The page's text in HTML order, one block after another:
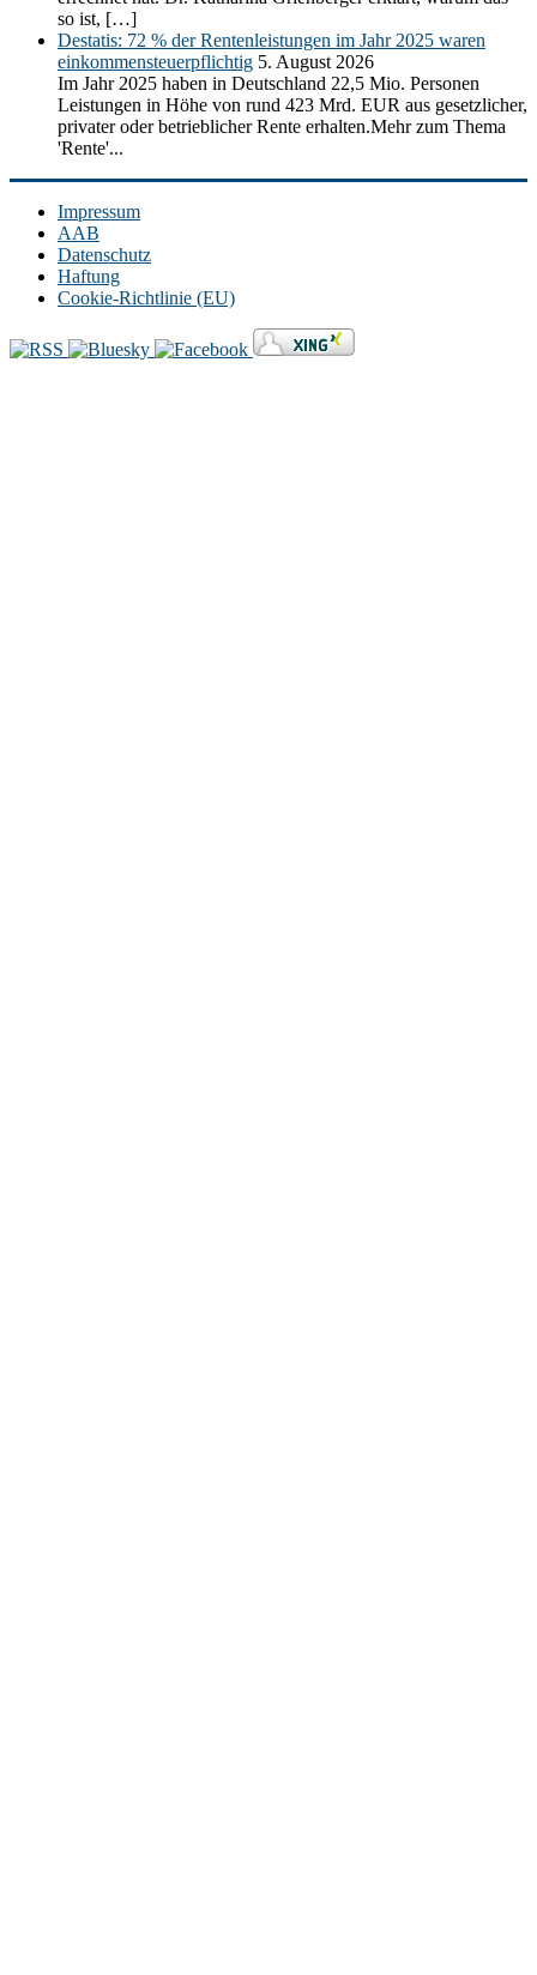
so ist, […]
Destatis: 72 % der Rentenleistungen im Jahr 2025 waren
einkommensteuerpflichtig 5. August 2026
Im Jahr 2025 haben in Deutschland 22,5 Mio. Personen
Leistungen in Höhe von rund 423 Mrd. EUR aus gesetzlicher,
privater oder betrieblicher Rente erhalten.Mehr zum Thema
'Rente'...
Impressum
AAB
Datenschutz
Haftung
Cookie-Richtlinie (EU)